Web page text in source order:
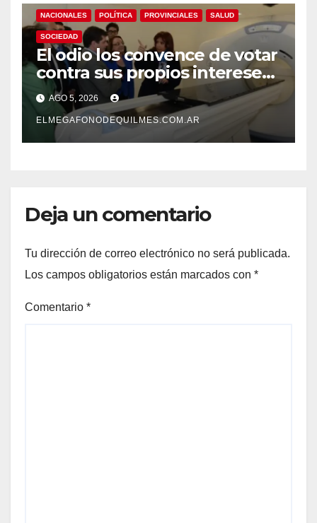
NACIONALES POLÍTICA PROVINCIALES SALUD
SOCIEDAD
El odio los convence de votar
contra sus propios intereses.
Una Sociedad atrapada en la
grieta
AGO 5, 2026
ELMEGAFONODEQUILMES.COM.AR
Deja un comentario
Tu dirección de correo electrónico no será publicada.
Los campos obligatorios están marcados con *
Comentario *